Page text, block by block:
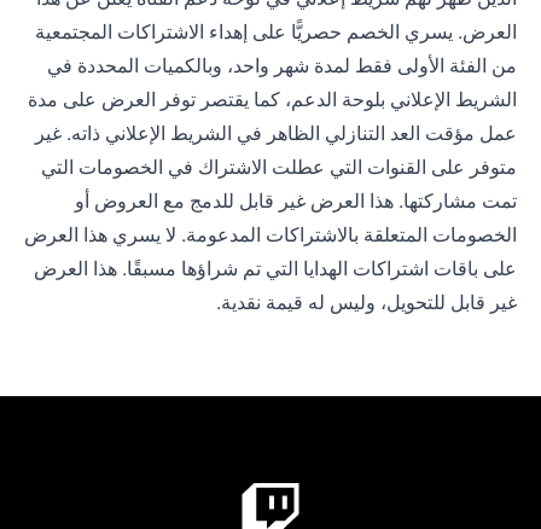
العرض. يسري الخصم حصريًّا على إهداء الاشتراكات المجتمعية
من الفئة الأولى فقط لمدة شهر واحد، وبالكميات المحددة في
الشريط الإعلاني بلوحة الدعم، كما يقتصر توفر العرض على مدة
عمل مؤقت العد التنازلي الظاهر في الشريط الإعلاني ذاته. غير
متوفر على القنوات التي عطلت الاشتراك في الخصومات التي
تمت مشاركتها. هذا العرض غير قابل للدمج مع العروض أو
الخصومات المتعلقة بالاشتراكات المدعومة. لا يسري هذا العرض
على باقات اشتراكات الهدايا التي تم شراؤها مسبقًا. هذا العرض
غير قابل للتحويل، وليس له قيمة نقدية.